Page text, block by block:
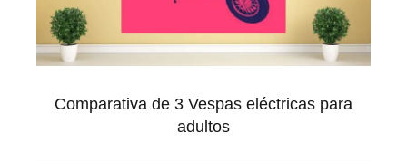
Comparativa de 3 Vespas eléctricas para
adultos